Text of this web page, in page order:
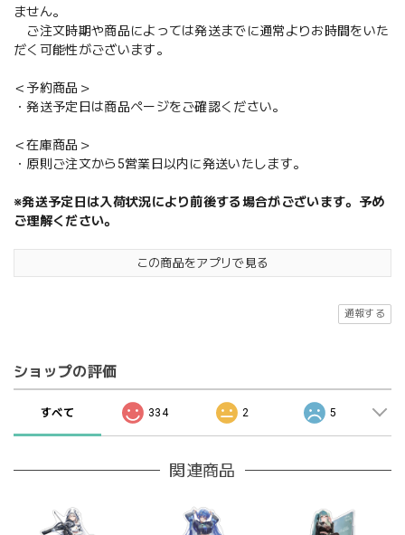
ません。
ご注文時期や商品によっては発送までに通常よりお時間をいた
だく可能性がございます。
＜予約商品＞
・発送予定日は商品ページをご確認ください。
＜在庫商品＞
・原則ご注文から5営業日以内に発送いたします。
※発送予定日は入荷状況により前後する場合がございます。予め
ご理解ください。
この商品をアプリで見る
通報する
ショップの評価
すべて 334 2 5
関連商品